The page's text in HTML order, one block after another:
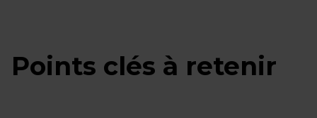
Points clés à retenir